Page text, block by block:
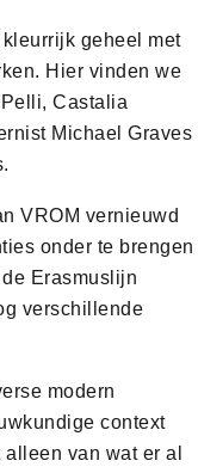
geheel met
Hier vinden we
Castalia
Michael Graves
VROM vernieuwd
onder te brengen
Erasmuslijn
verschillende
modern
context
van wat er al